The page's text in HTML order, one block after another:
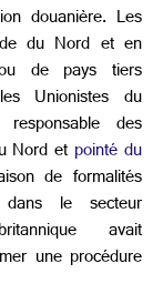
douanière. Les
du Nord et en
de pays tiers
Unionistes du
des
Nord et pointé du
de formalités
dans le secteur
avait
une procédure